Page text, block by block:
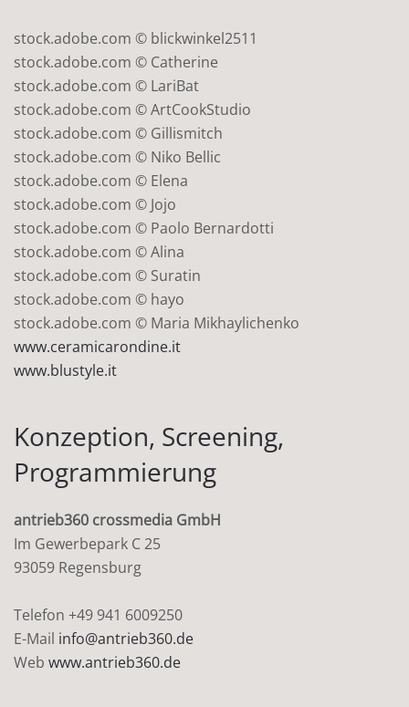
stock.adobe.com © blickwinkel2511
stock.adobe.com © Catherine
stock.adobe.com © LariBat
stock.adobe.com © ArtCookStudio
stock.adobe.com © Gillismitch
stock.adobe.com © Niko Bellic
stock.adobe.com © Elena
stock.adobe.com © Jojo
stock.adobe.com © Paolo Bernardotti
stock.adobe.com © Alina
stock.adobe.com © Suratin
stock.adobe.com © hayo
stock.adobe.com © Maria Mikhaylichenko
www.ceramicarondine.it
www.blustyle.it
Konzeption, Screening,
Programmierung
antrieb360 crossmedia GmbH
Im Gewerbepark C 25
93059 Regensburg
Telefon +49 941 6009250
E-Mail info@antrieb360.de
Web www.antrieb360.de